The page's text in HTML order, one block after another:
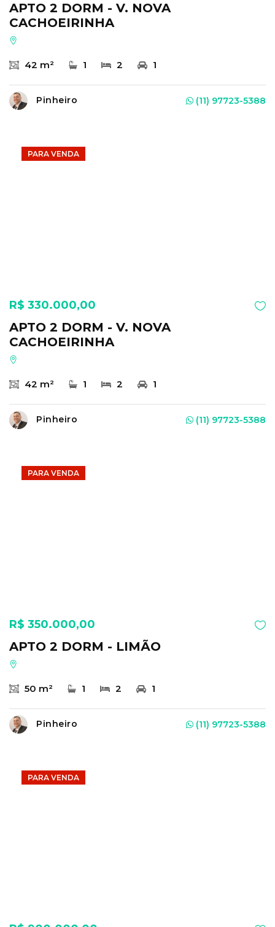
APTO 2 DORM - V. NOVA
CACHOEIRINHA
42 m² 1 2 1
Pinheiro (11) 97723-5388
PARA VENDA
R$ 330.000,00
APTO 2 DORM - V. NOVA
CACHOEIRINHA
42 m² 1 2 1
Pinheiro (11) 97723-5388
PARA VENDA
R$ 350.000,00
APTO 2 DORM - LIMÃO
50 m² 1 2 1
Pinheiro (11) 97723-5388
PARA VENDA